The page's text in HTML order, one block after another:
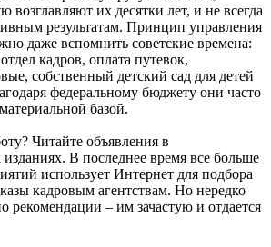
возглавляют их десятки лет, и не всегда
результатам. Принцип управления
даже вспомнить советские времена:
кадров, оплата путевок,
собственный детский сад для детей
федеральному бюджету они часто
базой.
Читайте объявления в
В последнее время все больше
использует Интернет для подбора
кадровым агентствам. Но нередко
рекомендации – им зачастую и отдается